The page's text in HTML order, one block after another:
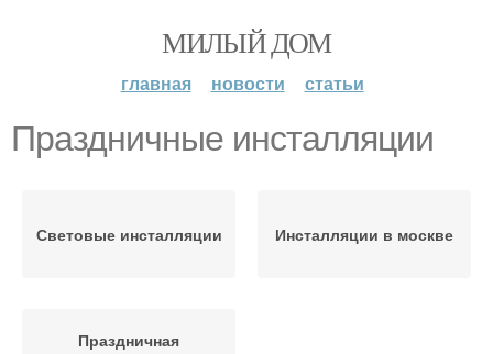
МИЛЫЙ ДОМ
главная новости статьи
Праздничные инсталляции
Световые инсталляции Инсталляции в москве
Праздничная